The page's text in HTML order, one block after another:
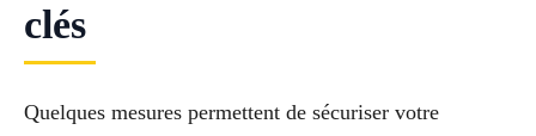
clés
Quelques mesures permettent de sécuriser votre